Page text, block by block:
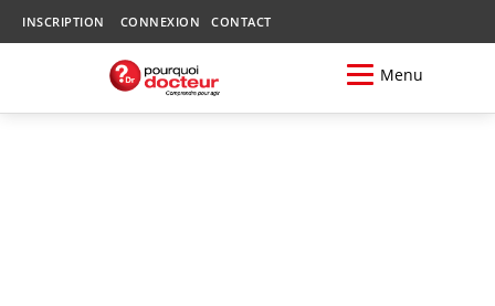
INSCRIPTION CONNEXION CONTACT
Menu